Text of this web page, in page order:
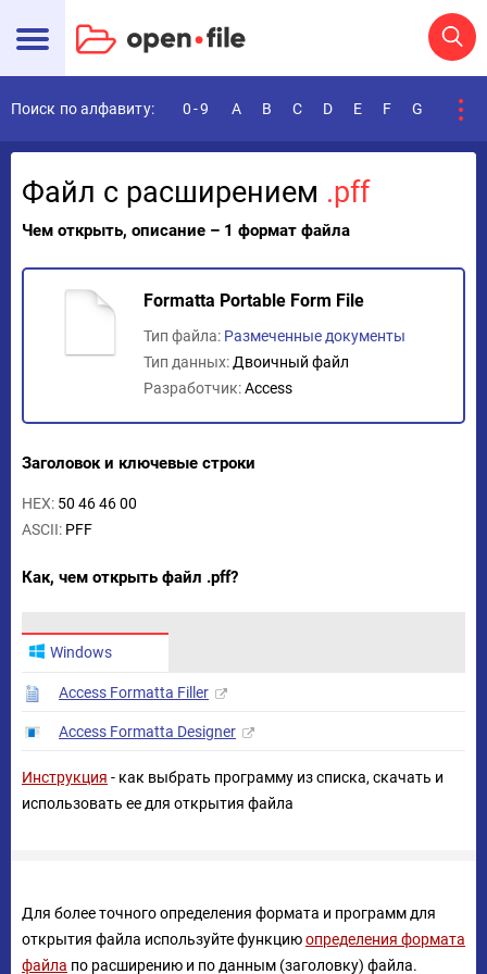
Поиск по алфавиту: 0-9 A B C D E F G
Файл с расширением .pff
Чем открыть, описание – 1 формат файла
Formatta Portable Form File
Тип файла: Размеченные документы
Тип данных: Двоичный файл
Разработчик:Access
Заголовок и ключевые строки
HEX: 50 46 46 00
ASCII: PFF
Как, чем открыть файл .pff?
Windows
Access Formatta Filler
Access Formatta Designer
Инструкция - как выбрать программу из списка, скачать и
использовать ее для открытия файла
Для более точного определения формата и программ для
открытия файла используйте функциюопределения формата
файла по расширению и по данным (заголовку) файла.